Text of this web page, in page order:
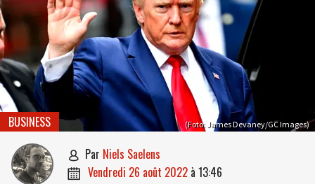
(Foto: James Devaney/GC Images)
BUSINESS
 par Niels Saelens
 vendredi 26 août 2022 à 13:46